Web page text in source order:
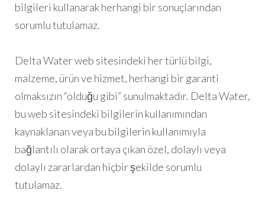
bilgileri kullanarak herhangi bir sonuçlarından
sorumlu tutulamaz.
Delta Water web sitesindeki her türlü bilgi,
malzeme, ürün ve hizmet, herhangi bir garanti
olmaksızın “olduğu gibi” sunulmaktadır. Delta Water,
bu web sitesindeki bilgilerin kullanımından
kaynaklanan veya bu bilgilerin kullanımıyla
bağlantılı olarak ortaya çıkan özel, dolaylı veya
dolaylı zararlardan hiçbir şekilde sorumlu
tutulamaz.